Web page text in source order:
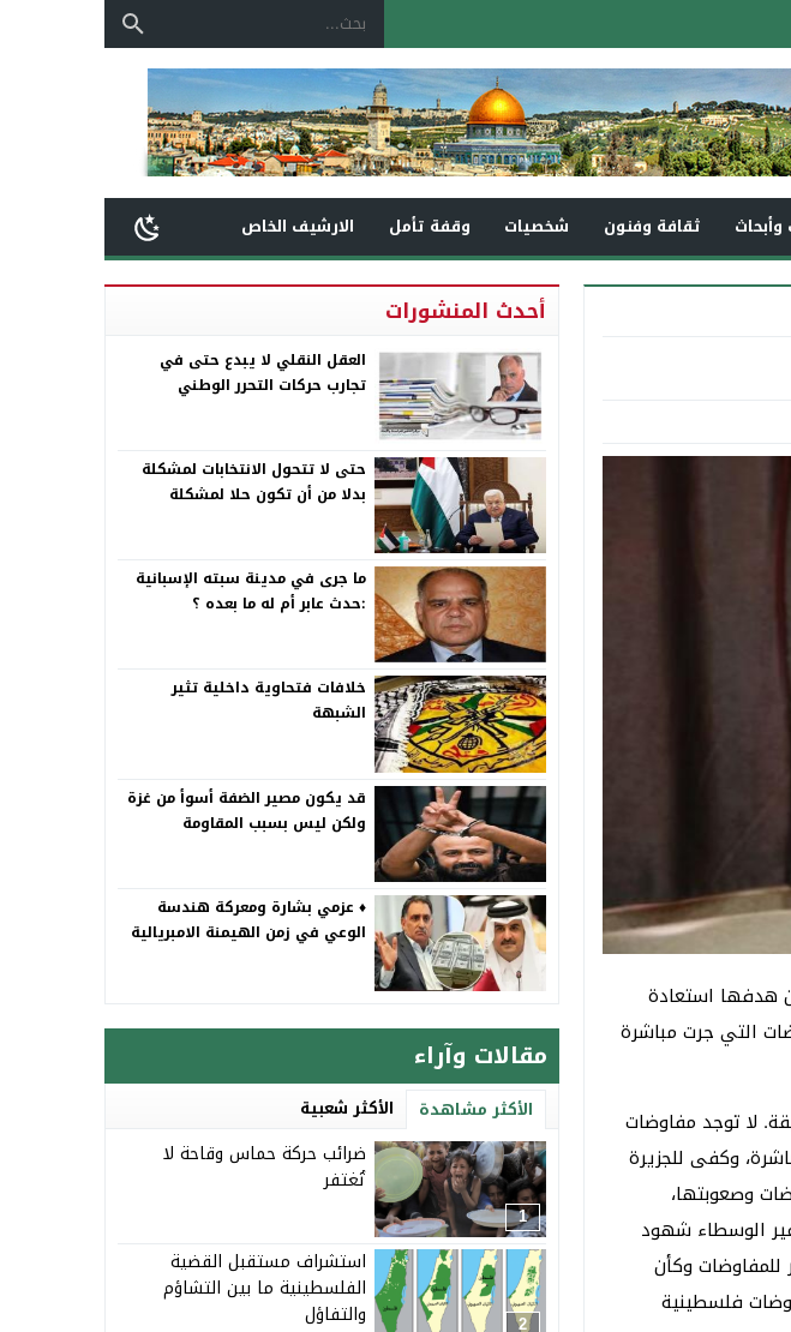
ثقافة وفنون شخصيات وقفة تأمل الارشيف الخاص
هدفها استعادة
التي جرت مباشرة
لا توجد مفاوضات
وكفى للجزيرة
وصعوبتها،
الوسطاء شهود
للمفاوضات وكأن
فلسطينية
أحدث المنشورات
العقل النقلي لا يبدع حتى في
تجارب حركات التحرر الوطني
حتى لا تتحول الانتخابات لمشكلة
بدلا من أن تكون حلا لمشكلة
ما جرى في مدينة سبته الإسبانية
:حدث عابر أم له ما بعده ؟
خلافات فتحاوية داخلية تثير
الشبهة
قد يكون مصير الضفة أسوأ من غزة
ولكن ليس بسبب المقاومة
♦️ عزمي بشارة ومعركة هندسة
الوعي في زمن الهيمنة الامبريالية
مقالات وآراء
الأكثر مشاهدة الأكثر شعبية
1
ضرائب حركة حماس وقاحة لا
تُغتفر
2
استشراف مستقبل القضية
الفلسطينية ما بين التشاؤم
والتفاؤل